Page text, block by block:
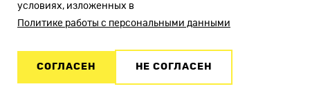
Правила подачи и
Помощь
условиях, изложенных в
Политике работы с персональными данными
СОГЛАСЕН НЕ СОГЛАСЕН